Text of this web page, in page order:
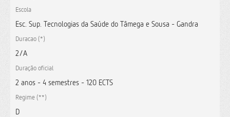
Escola
Esc. Sup. Tecnologias da Saúde do Tâmega e Sousa - Gandra
Duracao (*)
2/A
Duração oficial
2 anos - 4 semestres - 120 ECTS
Regime (**)
D